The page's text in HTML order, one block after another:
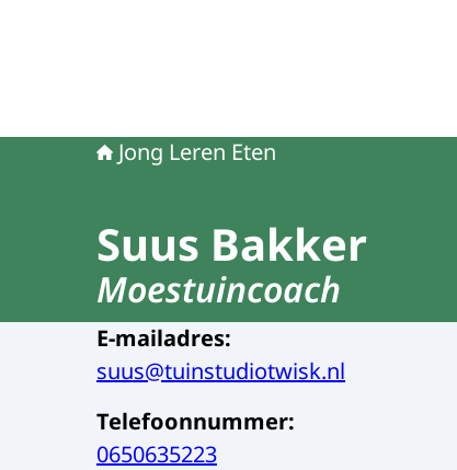
Jong Leren Eten
Suus Bakker
Moestuincoach
E-mailadres:
suus@tuinstudiotwisk.nl
Telefoonnummer:
0650635223